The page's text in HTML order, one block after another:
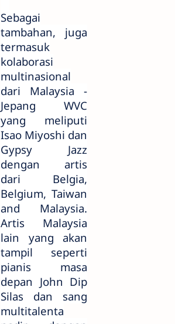
Sebagai
tambahan, juga
termasuk
kolaborasi
multinasional
dari Malaysia -
Jepang WVC
yang meliputi
Isao Miyoshi dan
Gypsy Jazz
dengan artis
dari Belgia,
Belgium, Taiwan
and Malaysia.
Artis Malaysia
lain yang akan
tampil seperti
pianis masa
depan John Dip
Silas dan sang
multitalenta